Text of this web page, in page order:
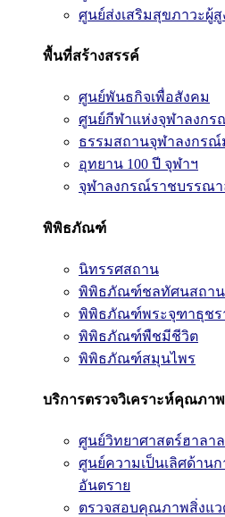
ศูนย์ส่งเสริมสุขภาวะผู้สู
พื้นที่สร้างสรรค์
ศูนย์พันธกิจเพื่อสังคม
ศูนย์กีฬาแห่งจุฬาลงกร
ธรรมสถานจุฬาลงกรณ์
อุทยาน 100 ปี จุฬาฯ
จุฬาลงกรณ์ราชบรรณา
พิพิธภัณฑ์
นิทรรศสถาน
พิพิธภัณฑ์ชลทัศนสถาน
พิพิธภัณฑ์พระจุฑาธุชร
พิพิธภัณฑ์พืชมีชีวิต
พิพิธภัณฑ์สมุนไพร
บริการตรวจวิเคราะห์คุณภาพ
ศูนย์วิทยาศาสตร์ฮาลาล
ศูนย์ความเป็นเลิศด้าน
อันตราย
ตรวจสอบคุณภาพสิ่งแว